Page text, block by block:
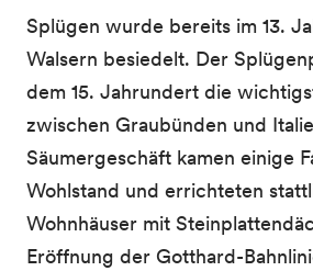
Splügen wurde bereits im 13.
Walsern besiedelt. Der
dem 15. Jahrundert die
zwischen Graubünden und
Säumergeschäft kamen einige
Wohlstand und errichteten
Wohnhäuser mit
Eröffnung der Gotthard-